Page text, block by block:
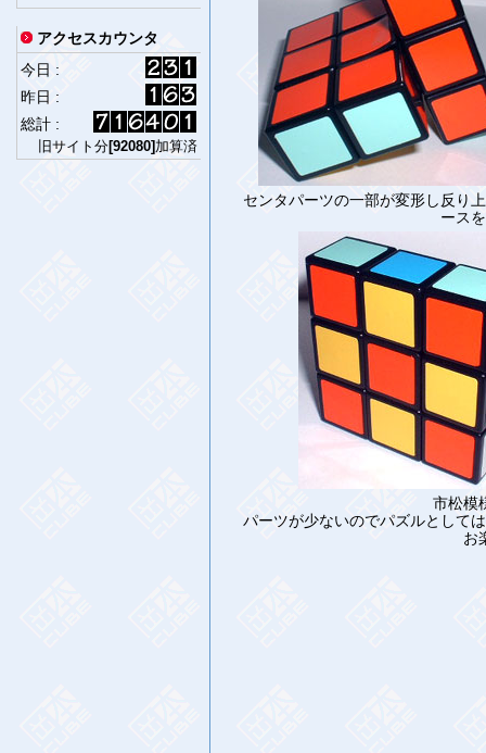
アクセスカウンタ
今日 :
昨日 :
総計 :
旧サイト分[92080] 加算済
センタパーツの一部が変形し反り
ース
市松模
パーツが少ないのでパズルとして
お